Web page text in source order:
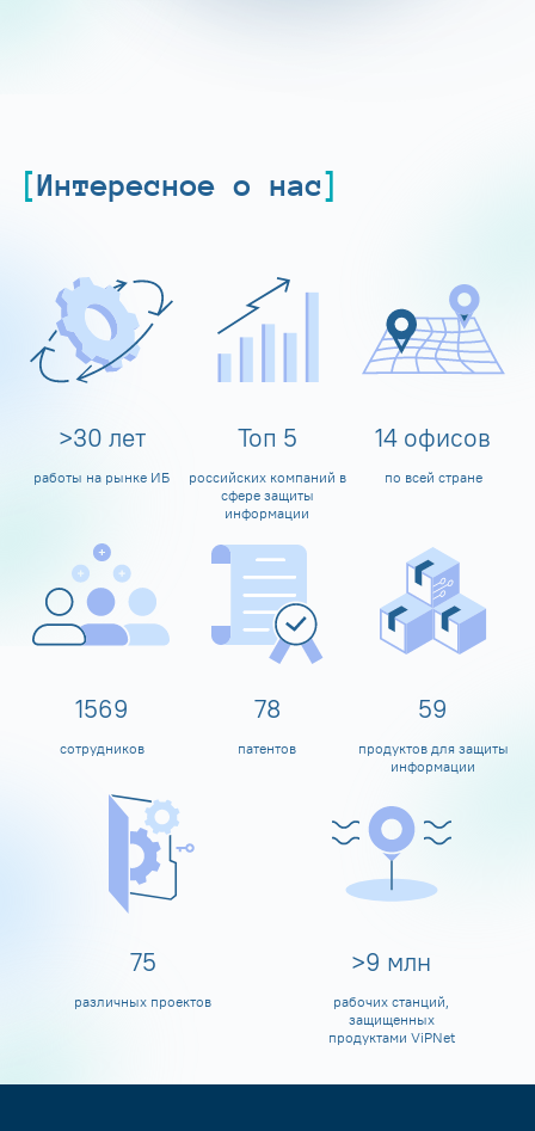
Интересное о нас
>30 лет
работы на рынке ИБ
Топ 5
российских компаний в
сфере защиты
информации
14 офисов
по всей стране
1600
сотрудников
80
патентов
60
продуктов для защиты
информации
80
различных проектов
>10 млн
рабочих станций,
защищенных
продуктами ViPNet